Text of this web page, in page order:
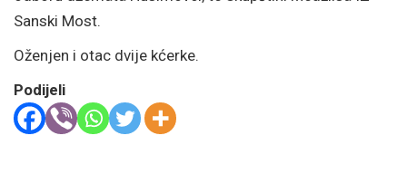
Sanski Most.
Oženjen i otac dvije kćerke.
Podijeli